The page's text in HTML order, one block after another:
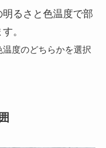
るさと色温度で部
。
度のどちらかを選択